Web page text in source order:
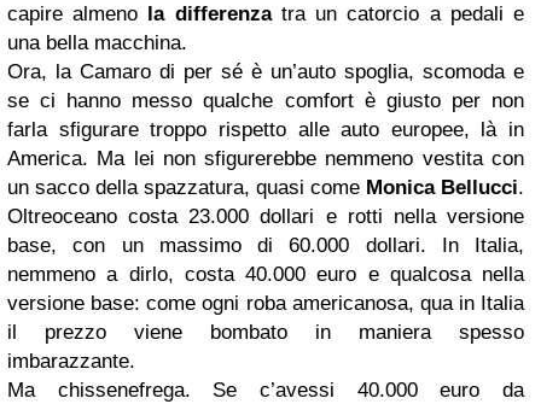
capire almeno la differenzatra un catorcio a pedali e
una bella macchina.
Ora, la Camaro di per sé è un’auto spoglia, scomoda e
se ci hanno messo qualche comfort è giusto per non
farla sfigurare troppo rispetto alle auto europee, là in
America. Ma lei non sfigurerebbe nemmeno vestita con
un sacco della spazzatura, quasi come Monica Bellucci.
Oltreoceano costa 23.000 dollari e rotti nella versione
base, con un massimo di 60.000 dollari. In Italia,
nemmeno a dirlo, costa 40.000 euro e qualcosa nella
versione base: come ogni roba americanosa, qua in Italia
il prezzo viene bombato in maniera spesso
imbarazzante.
Ma chissenefrega. Se c’avessi 40.000 euro da